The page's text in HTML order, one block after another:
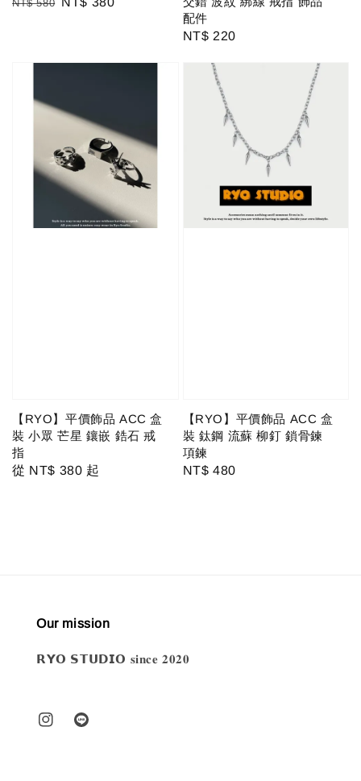
NT$ 580
配件
Regular
NT$ 220
【RYO】平價飾品 ACC 盒
裝 小眾 芒星 鑲嵌 鋯石 戒
指
Regular
從 NT$ 380 起
【RYO】平價飾品 ACC 盒
裝 鈦鋼 流蘇 柳釘 鎖骨鍊
項鍊
Regular
NT$ 480
Our mission
𝗥𝗬𝗢 𝗦𝗧𝗨𝗗𝗜𝗢 𝐬𝐢𝐧𝐜𝐞 𝟐𝟎𝟐𝟎